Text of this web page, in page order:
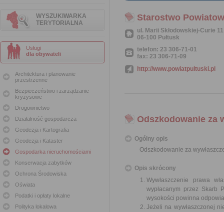
WYSZUKIWARKA
TERYTORIALNA
Usługi
dla obywateli
Architektura i planowanie
przestrzenne
Bezpieczeństwo i zarządzanie
kryzysowe
Drogownictwo
Działalność gospodarcza
Geodezja i Kartografia
Geodezja i Kataster
Gospodarka nieruchomościami
Konserwacja zabytków
Ochrona Środowiska
Oświata
Podatki i opłaty lokalne
Polityka lokalowa
Starostwo
ul. Marii Skłodowskiej-Curie 11
06-100 Pułtusk
telefon: 23 306-71-01
fax: 23 306-71-09
http://www.powiatpultuski.pl
Odszkodowanie za
Ogólny opis
Odszkodowanie za
Opis skrócony
Wywłaszczenie prawa
wypłacanym przez Skarb
wysokości powinna
Jeżeli na wywłaszczonej